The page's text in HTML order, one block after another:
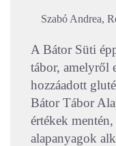
Szabó Andrea,
A Bátor Süti
tábor, amelyről
hozzáadott
Bátor Tábor
értékek
alapanyagok